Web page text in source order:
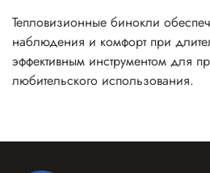
Тепловизионные бинокли
наблюдения и комфорт при
эффективным инструментом для
любительского использования.